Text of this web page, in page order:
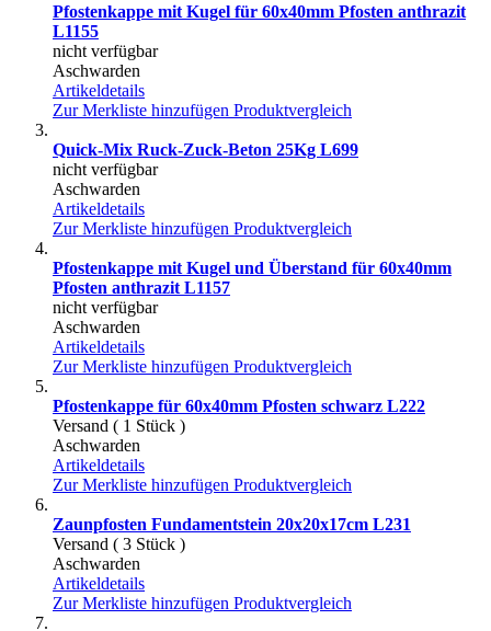
Pfostenkappe mit Kugel für 60x40mm Pfosten anthrazit
L1155
nicht verfügbar
Aschwarden
Artikeldetails
Zur Merkliste hinzufügen Produktvergleich
Quick-Mix Ruck-Zuck-Beton 25Kg L699
nicht verfügbar
Aschwarden
Artikeldetails
Zur Merkliste hinzufügen Produktvergleich
Pfostenkappe mit Kugel und Überstand für 60x40mm
Pfosten anthrazit L1157
nicht verfügbar
Aschwarden
Artikeldetails
Zur Merkliste hinzufügen Produktvergleich
Pfostenkappe für 60x40mm Pfosten schwarz L222
Versand ( 1 Stück )
Aschwarden
Artikeldetails
Zur Merkliste hinzufügen Produktvergleich
Zaunpfosten Fundamentstein 20x20x17cm L231
Versand ( 3 Stück )
Aschwarden
Artikeldetails
Zur Merkliste hinzufügen Produktvergleich